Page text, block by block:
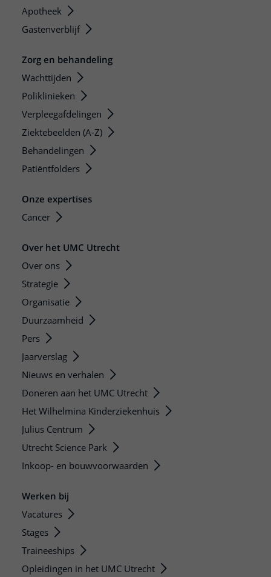
Apotheek
Gastenverblijf
Zorg en behandeling
Wachttijden
Poliklinieken
Verpleegafdelingen
Ziektebeelden (A-Z)
Behandelingen
Patiëntfolders
Onze expertises
Cancer
Over het UMC Utrecht
Over ons
Strategie
Organisatie
Duurzaamheid
Pers
Jaarverslag
Nieuws en verhalen
Doneren aan het UMC Utrecht
Het Wilhelmina Kinderziekenhuis
Julius Centrum
Utrecht Science Park
Inkoop- en bouwvoorwaarden
Werken bij
Vacatures
Stages
Traineeships
Opleidingen in het UMC Utrecht